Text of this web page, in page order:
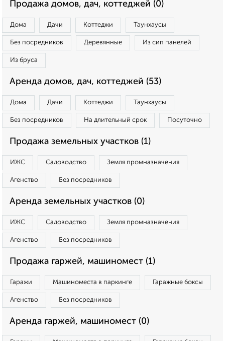
Продажа домов, дач, коттеджей (0)
Дома Дачи Коттеджи Таунхаусы
Без посредников Деревянные Из сип панелей
Из бруса
Аренда домов, дач, коттеджей (53)
Дома Дачи Коттеджи Таунхаусы
Без посредников На длительный срок Посуточно
Продажа земельных участков (1)
ИЖС Садоводство Земля промназначения
Агенство Без посредников
Аренда земельных участков (0)
ИЖС Садоводство Земля промназначения
Агенство Без посредников
Продажа гаржей, машиномест (1)
Гаражи Машиноместа в паркинге Гаражные боксы
Агенство Без посредников
Аренда гаржей, машиномест (0)